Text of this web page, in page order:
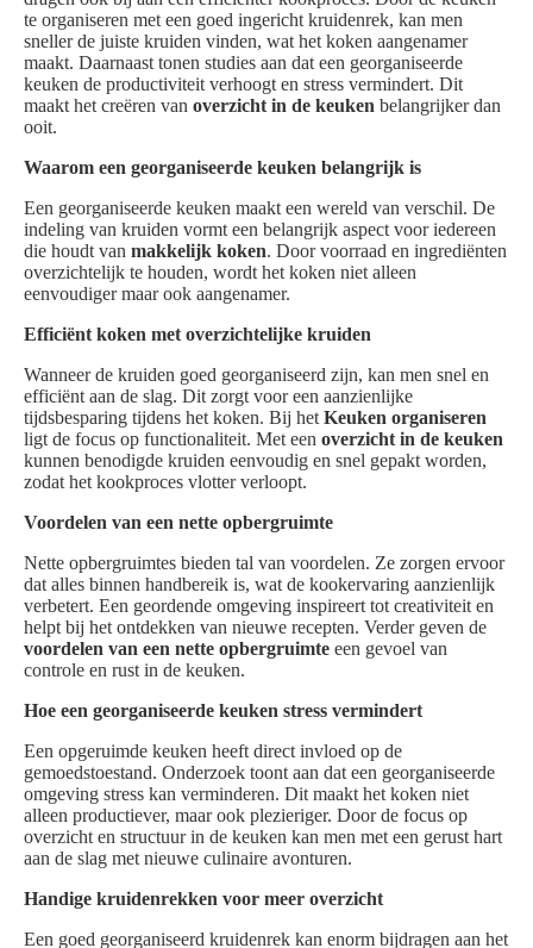
te organiseren met een goed ingericht kruidenrek, kan men
sneller de juiste kruiden vinden, wat het koken aangenamer
maakt. Daarnaast tonen studies aan dat een georganiseerde
keuken de productiviteit verhoogt en stress vermindert. Dit
maakt het creëren van overzicht in de keuken belangrijker dan
ooit.
Waarom een georganiseerde keuken belangrijk is
Een georganiseerde keuken maakt een wereld van verschil. De
indeling van kruiden vormt een belangrijk aspect voor iedereen
die houdt van makkelijk koken. Door voorraad en ingrediënten
overzichtelijk te houden, wordt het koken niet alleen
eenvoudiger maar ook aangenamer.
Efficiënt koken met overzichtelijke kruiden
Wanneer de kruiden goed georganiseerd zijn, kan men snel en
efficiënt aan de slag. Dit zorgt voor een aanzienlijke
tijdsbesparing tijdens het koken. Bij het Keuken organiseren
ligt de focus op functionaliteit. Met een overzicht in de keuken
kunnen benodigde kruiden eenvoudig en snel gepakt worden,
zodat het kookproces vlotter verloopt.
Voordelen van een nette opbergruimte
Nette opbergruimtes bieden tal van voordelen. Ze zorgen ervoor
dat alles binnen handbereik is, wat de kookervaring aanzienlijk
verbetert. Een geordende omgeving inspireert tot creativiteit en
helpt bij het ontdekken van nieuwe recepten. Verder geven de
voordelen van een nette opbergruimte een gevoel van
controle en rust in de keuken.
Hoe een georganiseerde keuken stress vermindert
Een opgeruimde keuken heeft direct invloed op de
gemoedstoestand. Onderzoek toont aan dat een georganiseerde
omgeving stress kan verminderen. Dit maakt het koken niet
alleen productiever, maar ook plezieriger. Door de focus op
overzicht en structuur in de keuken kan men met een gerust hart
aan de slag met nieuwe culinaire avonturen.
Handige kruidenrekken voor meer overzicht
Een goed georganiseerd kruidenrek kan enorm bijdragen aan het